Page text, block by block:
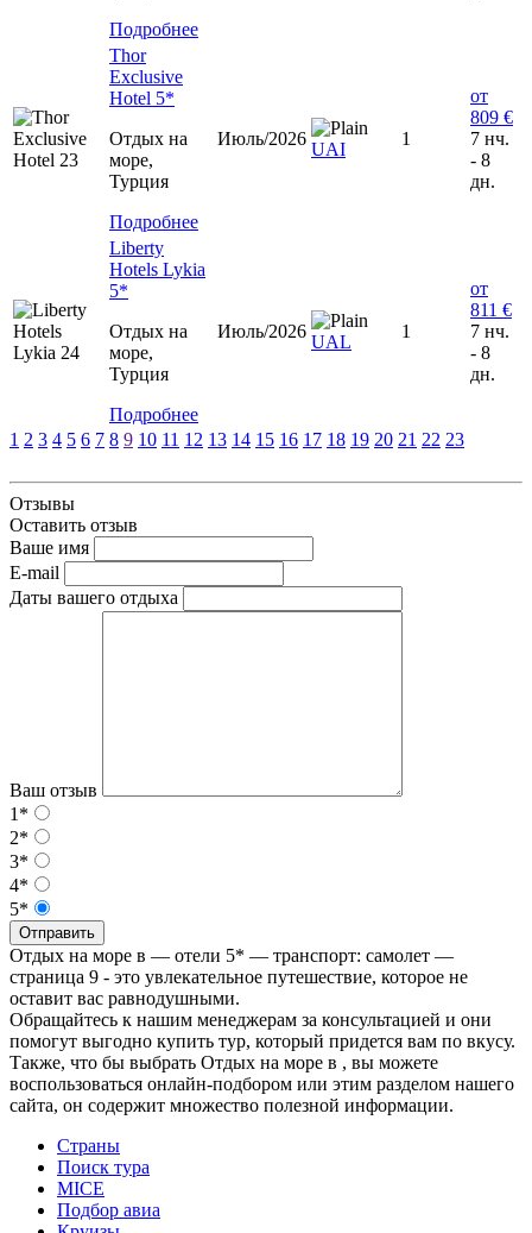
Подробнее
Thor
Exclusive
Hotel 5*
Отдых на
море,
Турция
Подробнее
Июль/2026
UAI
1
от
809 €
7 нч.
- 8
дн.
Liberty
Hotels Lykia
5*
Отдых на
море,
Турция
Подробнее
Июль/2026
UAL
1
от
811 €
7 нч.
- 8
дн.
1 2 3 4 5 6 7 8 9 10 11 12 13 14 15 16 17 18 19 20 21 22 23
Отзывы
Оставить отзыв
Ваше имя
E-mail
Даты вашего отдыха
Ваш отзыв
1*
2*
3*
4*
5*
Отправить
Отдых на море в — отели 5* — транспорт: самолет —
страница 9 - это увлекательное путешествие, которое не
оставит вас равнодушными.
Обращайтесь к нашим менеджерам за консультацией и они
помогут выгодно купить тур, который придется вам по вкусу.
Также, что бы выбрать Отдых на море в , вы можете
воспользоваться онлайн-подбором или этим разделом нашего
сайта, он содержит множество полезной информации.
Страны
Поиск тура
MICE
Подбор авиа